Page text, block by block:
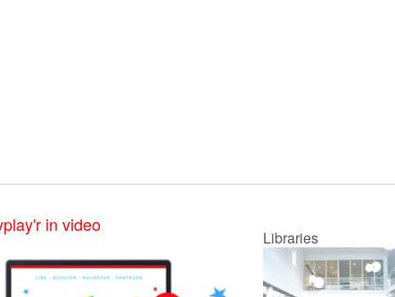
in video
Libraries